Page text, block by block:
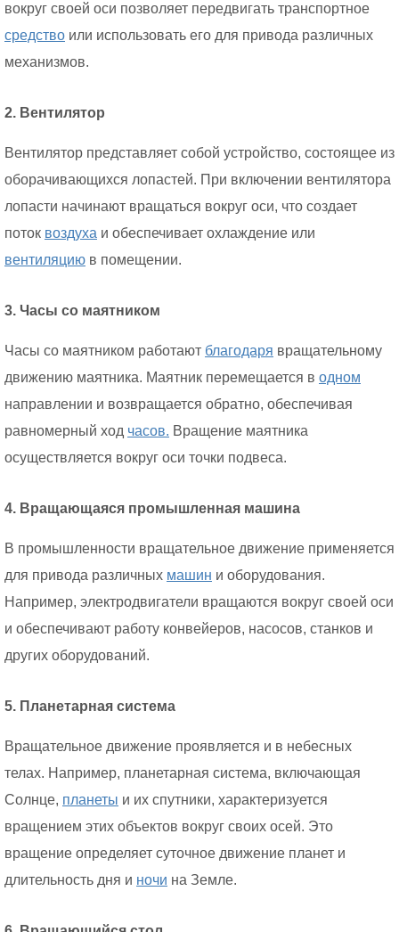
вокруг своей оси позволяет передвигать транспортное
средство или использовать его для привода различных
механизмов.
2. Вентилятор
Вентилятор представляет собой устройство, состоящее из
оборачивающихся лопастей. При включении вентилятора
лопасти начинают вращаться вокруг оси, что создает
поток воздуха и обеспечивает охлаждение или
вентиляцию в помещении.
3. Часы со маятником
Часы со маятником работают благодаря вращательному
движению маятника. Маятник перемещается в одном
направлении и возвращается обратно, обеспечивая
равномерный ход часов. Вращение маятника
осуществляется вокруг оси точки подвеса.
4. Вращающаяся промышленная машина
В промышленности вращательное движение применяется
для привода различных машин и оборудования.
Например, электродвигатели вращаются вокруг своей оси
и обеспечивают работу конвейеров, насосов, станков и
других оборудований.
5. Планетарная система
Вращательное движение проявляется и в небесных
телах. Например, планетарная система, включающая
Солнце, планеты и их спутники, характеризуется
вращением этих объектов вокруг своих осей. Это
вращение определяет суточное движение планет и
длительность дня и ночи на Земле.